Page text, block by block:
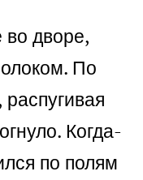
дворе,
По
Когда-
по полям